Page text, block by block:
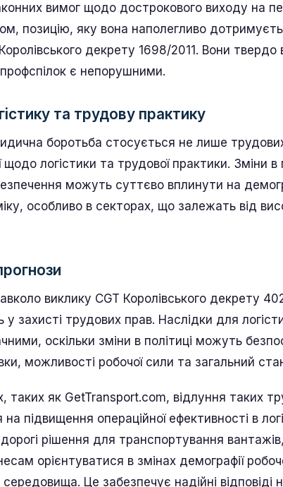
вимог щодо дострокового виходу на
позицію, яку вона наполегливо
декрету 1698/2011. Вони твердо
профспілок є непорушними.
та трудову практику
боротьба стосується не лише
щодо логістики та трудової практики. Зміни в
можуть суттєво вплинути на
особливо в секторах, що залежать від
виклику CGT Королівського декрету
у захисті трудових прав. Наслідки для
оскільки зміни в політиці можуть
можливості робочої сили та загальний
таких як GetTransport.com, відлуння таких
підвищення операційної ефективності в
рішення для транспортування
орієнтуватися в змінах демографії
Це забезпечує надійні відповіді